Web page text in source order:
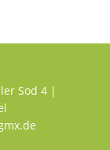
Sod 4 |